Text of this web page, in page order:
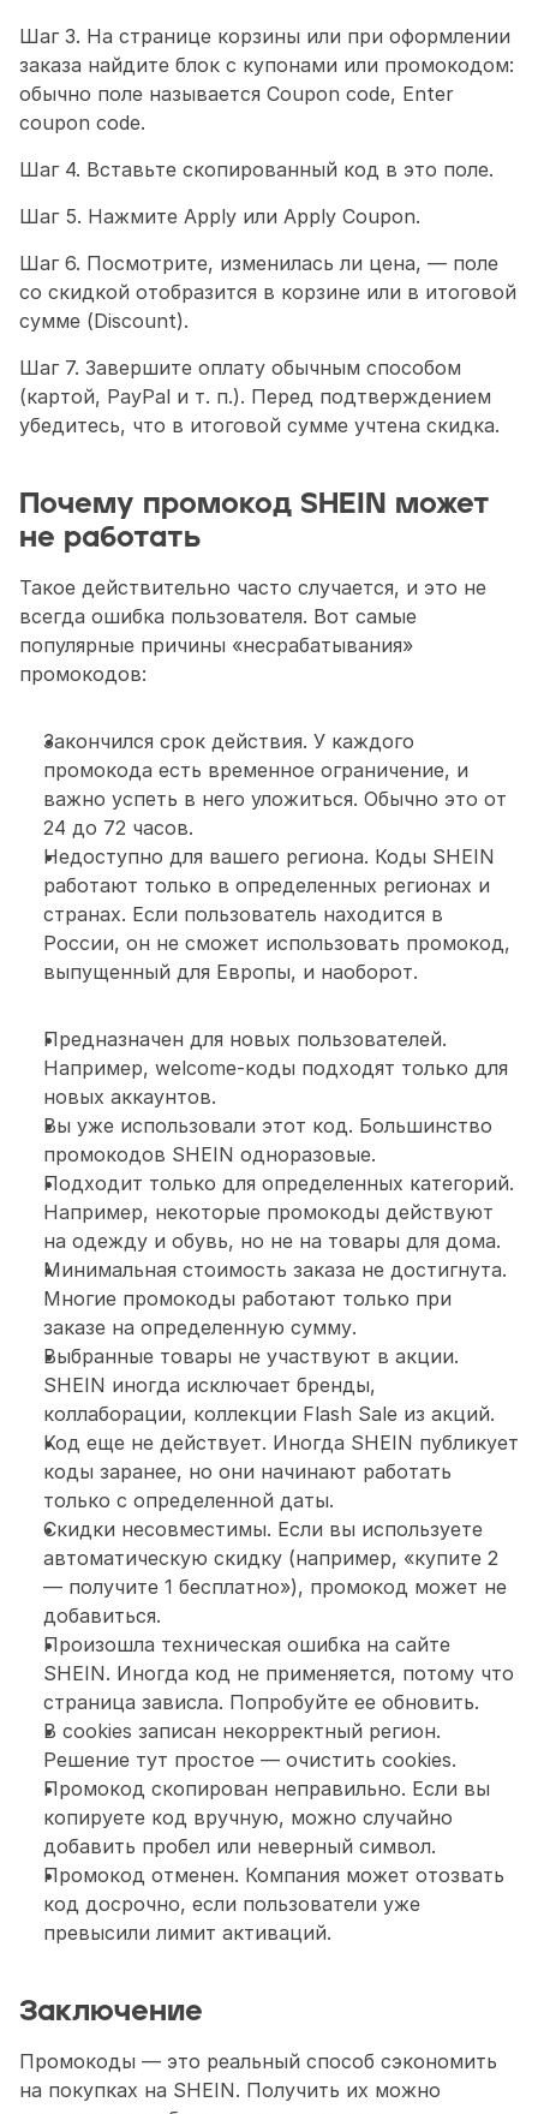
Шаг 3. На странице корзины или при оформлении
заказа найдите блок с купонами или промокодом:
обычно поле называется Coupon code, Enter
coupon code.
Шаг 4. Вставьте скопированный код в это поле.
Шаг 5. Нажмите Apply или Apply Coupon.
Шаг 6. Посмотрите, изменилась ли цена, — поле
со скидкой отобразится в корзине или в итоговой
сумме (Discount).
Шаг 7. Завершите оплату обычным способом
(картой, PayPal и т. п.). Перед подтверждением
убедитесь, что в итоговой сумме учтена скидка.
Почему промокод SHEIN может
не работать
Такое действительно часто случается, и это не
всегда ошибка пользователя. Вот самые
популярные причины «несрабатывания»
промокодов:
Закончился срок действия. У каждого
промокода есть временное ограничение, и
важно успеть в него уложиться. Обычно это от
24 до 72 часов.
Недоступно для вашего региона. Коды SHEIN
работают только в определенных регионах и
странах. Если пользователь находится в
России, он не сможет использовать промокод,
выпущенный для Европы, и наоборот.
Предназначен для новых пользователей.
Например, welcome-коды подходят только для
новых аккаунтов.
Вы уже использовали этот код. Большинство
промокодов SHEIN одноразовые.
Подходит только для определенных категорий.
Например, некоторые промокоды действуют
на одежду и обувь, но не на товары для дома.
Минимальная стоимость заказа не достигнута.
Многие промокоды работают только при
заказе на определенную сумму.
Выбранные товары не участвуют в акции.
SHEIN иногда исключает бренды,
коллаборации, коллекции Flash Sale из акций.
Код еще не действует. Иногда SHEIN публикует
коды заранее, но они начинают работать
только с определенной даты.
Скидки несовместимы. Если вы используете
автоматическую скидку (например, «купите 2
— получите 1 бесплатно»), промокод может не
добавиться.
Произошла техническая ошибка на сайте
SHEIN. Иногда код не применяется, потому что
страница зависла. Попробуйте ее обновить.
В cookies записан некорректный регион.
Решение тут простое — очистить cookies.
Промокод скопирован неправильно. Если вы
копируете код вручную, можно случайно
добавить пробел или неверный символ.
Промокод отменен. Компания может отозвать
код досрочно, если пользователи уже
превысили лимит активаций.
Заключение
Промокоды — это реальный способ сэкономить
на покупках на SHEIN. Получить их можно